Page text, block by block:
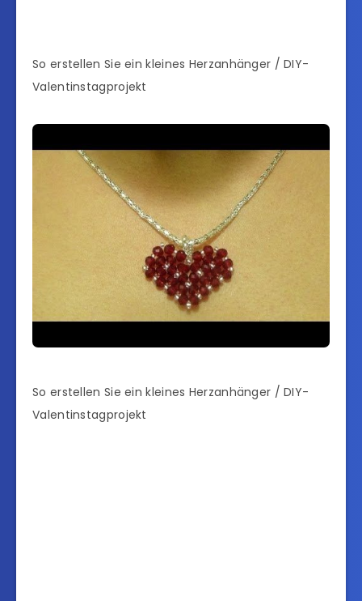
So erstellen Sie ein kleines Herzanhänger / DIY-
Valentinstagprojekt
So erstellen Sie ein kleines Herzanhänger / DIY-
Valentinstagprojekt